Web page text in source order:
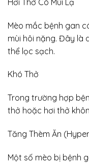
Mèo mắc bệnh gan
mùi hôi nặng. Đây là
thể lọc sạch.
Khó Thở
Trong trường hợp
thở hoặc hơi thở
Tăng Thèm Ăn
Một số mèo bị bệnh